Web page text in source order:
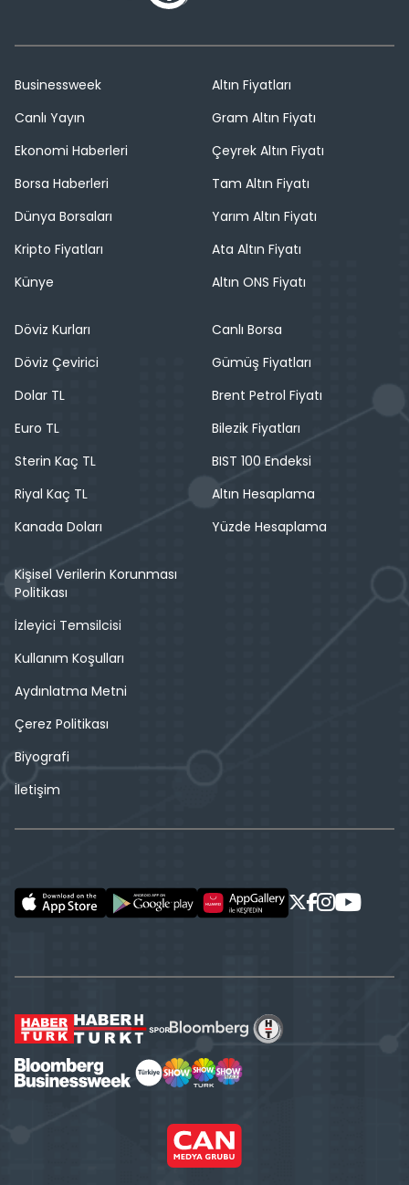
Businessweek
Canlı Yayın
Ekonomi Haberleri
Borsa Haberleri
Dünya Borsaları
Kripto Fiyatları
Künye
Altın Fiyatları
Gram Altın Fiyatı
Çeyrek Altın Fiyatı
Tam Altın Fiyatı
Yarım Altın Fiyatı
Ata Altın Fiyatı
Altın ONS Fiyatı
Döviz Kurları
Döviz Çevirici
Dolar TL
Euro TL
Sterin Kaç TL
Riyal Kaç TL
Kanada Doları
Canlı Borsa
Gümüş Fiyatları
Brent Petrol Fiyatı
Bilezik Fiyatları
BIST 100 Endeksi
Altın Hesaplama
Yüzde Hesaplama
Kişisel Verilerin Korunması
Politikası
İzleyici Temsilcisi
Kullanım Koşulları
Aydınlatma Metni
Çerez Politikası
Biyografi
İletişim